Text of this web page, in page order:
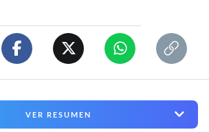
VER RESUMEN